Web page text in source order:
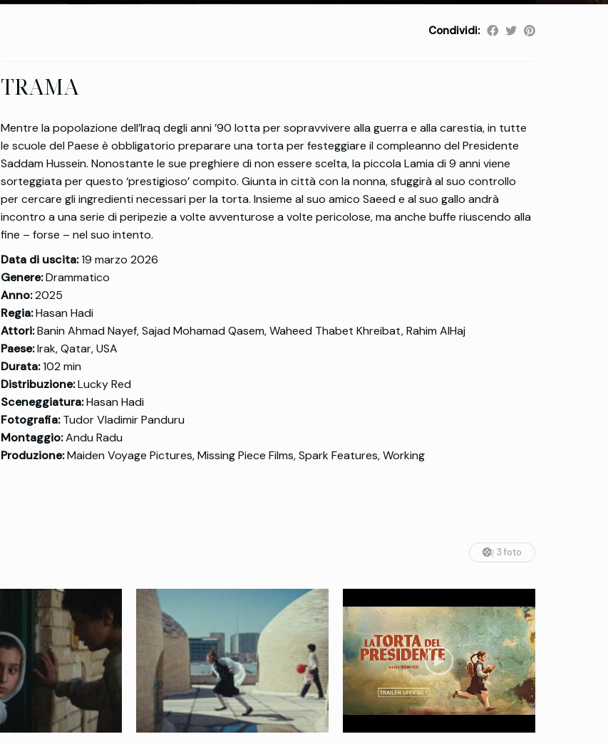
Condividi:
TRAMA
Mentre la popolazione dell’Iraq degli anni ’90 lotta per sopravvivere alla guerra e alla carestia, in tutte
le scuole del Paese è obbligatorio preparare una torta per festeggiare il compleanno del Presidente
Saddam Hussein. Nonostante le sue preghiere di non essere scelta, la piccola Lamia di 9 anni viene
sorteggiata per questo ‘prestigioso’ compito. Giunta in città con la nonna, sfuggirà al suo controllo
per cercare gli ingredienti necessari per la torta. Insieme al suo amico Saeed e al suo gallo andrà
incontro a una serie di peripezie a volte avventurose a volte pericolose, ma anche buffe riuscendo alla
fine – forse – nel suo intento.
Data di uscita:19 marzo 2026
Genere:Drammatico
Anno:2025
Regia:Hasan Hadi
Attori:Banin Ahmad Nayef, Sajad Mohamad Qasem, Waheed Thabet Khreibat, Rahim AlHaj
Paese:Irak, Qatar, USA
Durata:102 min
Distribuzione:Lucky Red
Sceneggiatura:Hasan Hadi
Fotografia:Tudor Vladimir Panduru
Montaggio:Andu Radu
Produzione:Maiden Voyage Pictures, Missing Piece Films, Spark Features, Working
3 foto